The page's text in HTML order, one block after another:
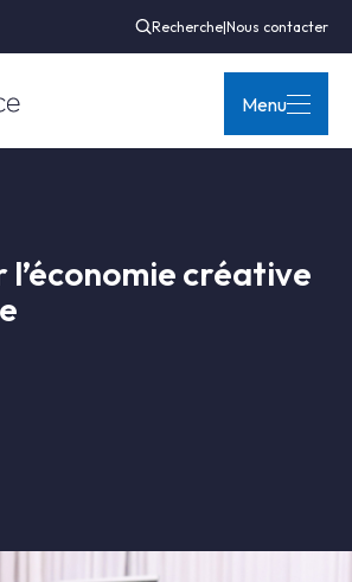
Recherche|Nous contacter
Menu
l’économie créative